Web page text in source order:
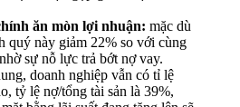
ăn mòn lợi nhuận: mặc dù
quý này giảm 22% so với cùng
sự nỗ lực trả bớt nợ vay.
doanh nghiệp vẫn có tỉ lệ
tỷ lệ nợ/tổng tài sản là 39%,